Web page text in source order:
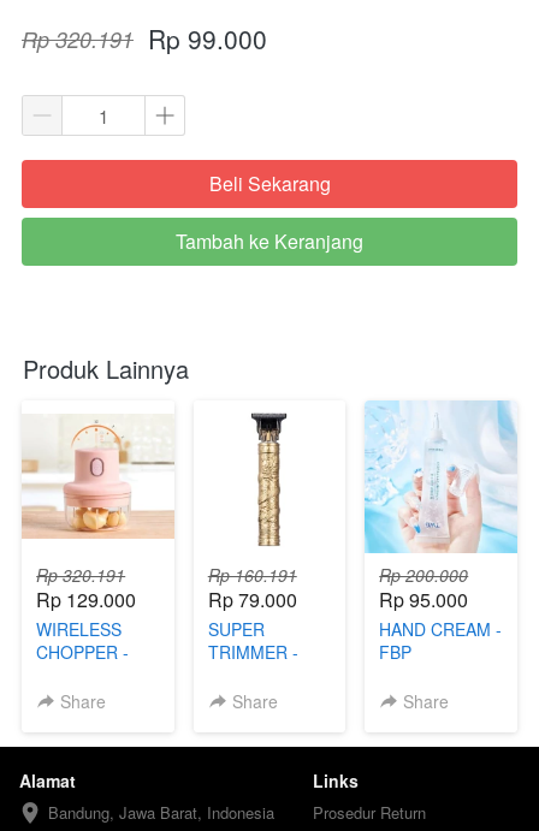
Rp 320.191 Rp 99.000
`Beli Sekarang
`
Tambah ke Keranjang
Produk Lainnya
Rp 320.191
Rp 129.000
WIRELESS
CHOPPER -
Share
Rp 160.191
Rp 79.000
SUPER
TRIMMER -
Share
Rp 200.000
Rp 95.000
HAND CREAM -
FBP
Share
Alamat
Bandung, Jawa Barat, Indonesia
Links
Prosedur Return